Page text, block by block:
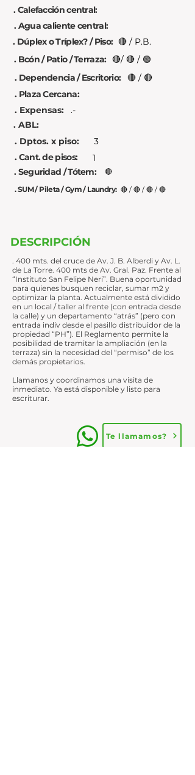
. Calefacción central:
. Agua caliente central:
. Dúplex o Tríplex? / Piso: 🔴 / P.B.
. Bcón / Patio / Terraza: 🔴/ 🔴 / 🟢
. Dependencia / Escritorio:
🔴 / 🔴
. Plaza Cercana:
. Expensas:
.-
. ABL:
. Dptos. x piso:
3
. Cant. de pisos:
1
. Seguridad / Tótem:
🔴
. SUM / Pileta / Gym / Laundry: 🔴 / 🔴 / 🔴 / 🔴
DESCRIPCIÓN
. 400 mts. del cruce de Av. J. B. Alberdi y Av. L.
de La Torre. 400 mts de Av. Gral. Paz. Frente al
“Instituto San Felipe Neri”. Buena oportunidad
para quienes busquen reciclar, sumar m2 y
optimizar la planta. Actualmente está dividido
en un local / taller al frente (con entrada desde
la calle) y un departamento “atrás” (pero con
entrada indiv desde el pasillo distribuidor de la
propiedad “PH”). El Reglamento permite la
posibilidad de tramitar la ampliación (en la
terraza) sin la necesidad del “permiso” de los
demás propietarios.
Llamanos y coordinamos una visita de
inmediato. Ya está disponible y listo para
escriturar.
Te llamamos?